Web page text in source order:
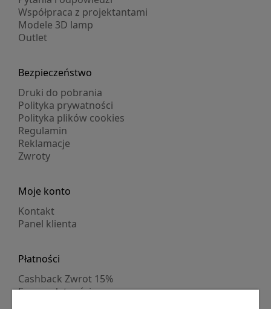
Współpraca z projektantami
Modele 3D lamp
Outlet
Bezpieczeństwo
Druki do pobrania
Polityka prywatności
Polityka plików cookies
Regulamin
Reklamacje
Zwroty
Moje konto
Kontakt
Panel klienta
Płatności
Cashback Zwrot 15%
Formy płatności